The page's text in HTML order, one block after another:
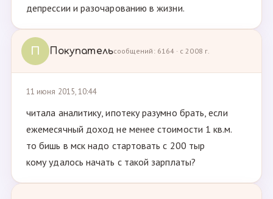
депрессии и разочарованию в жизни.
П Покупательсообщений: 6164 · с 2008 г.
11 июня 2015, 10:44
читала аналитику, ипотеку разумно брать, если
ежемесячный доход не менее стоимости 1 кв.м.
то бишь в мск надо стартовать с 200 тыр
кому удалось начать с такой зарплаты?